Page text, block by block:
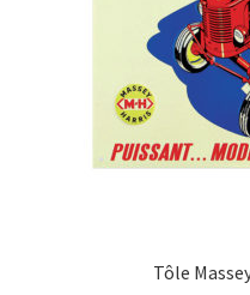
Tôle